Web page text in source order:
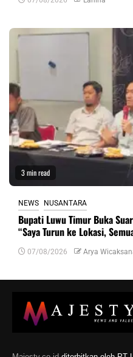
3 min read
NEWS NUSANTARA
Bupati Luwu Timur Buka
“Saya Turun ke Lokasi,
07/08/2026 Arya